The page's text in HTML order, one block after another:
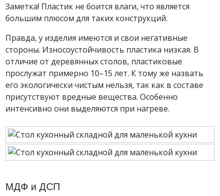
Заметка! Пластик не боится влаги, что является
большим плюсом для таких конструкций.
Правда, у изделия имеются и свои негативные
стороны. Износоустойчивость пластика низкая. В
отличие от деревянных столов, пластиковые
прослужат примерно 10–15 лет. К тому же назвать
его экологически чистым нельзя, так как в составе
присутствуют вредные вещества. Особенно
интенсивно они выделяются при нагреве.
МДФ и ДСП